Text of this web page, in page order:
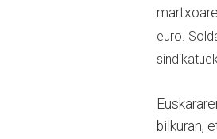
euro.
bilkuran,